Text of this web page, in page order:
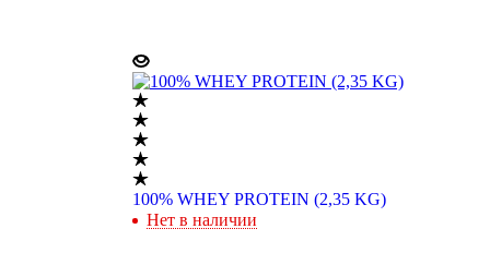
100% WHEY PROTEIN (2,35 KG)
Нет в наличии